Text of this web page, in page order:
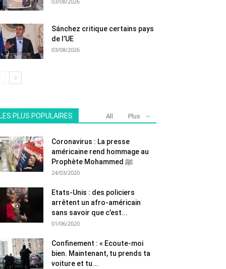
Sánchez critique certains pays
de l’UE
03/08/2026
LES PLUS POPULAIRES All Plus
Coronavirus : La presse
américaine rend hommage au
Prophète Mohammed ﷺ
24/03/2020
Etats-Unis : des policiers
arrêtent un afro-américain
sans savoir que c’est...
01/06/2020
Confinement : « Ecoute-moi
bien. Maintenant, tu prends ta
voiture et tu...